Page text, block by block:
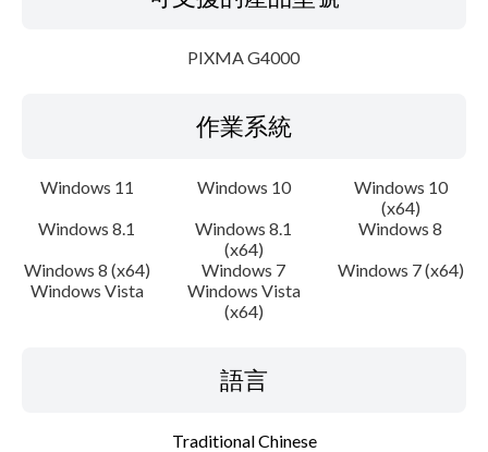
更新歷史記錄
系統要求
注意事項
PIXMA G4000
作業系統
Windows 11 Windows 10
Windows 10
(x64)
Windows 8.1
Windows 8.1
(x64)
Windows 8
Windows 8 (x64)
Windows 7
Windows 7 (x64)
Windows Vista
Windows Vista
(x64)
語言
Traditional Chinese